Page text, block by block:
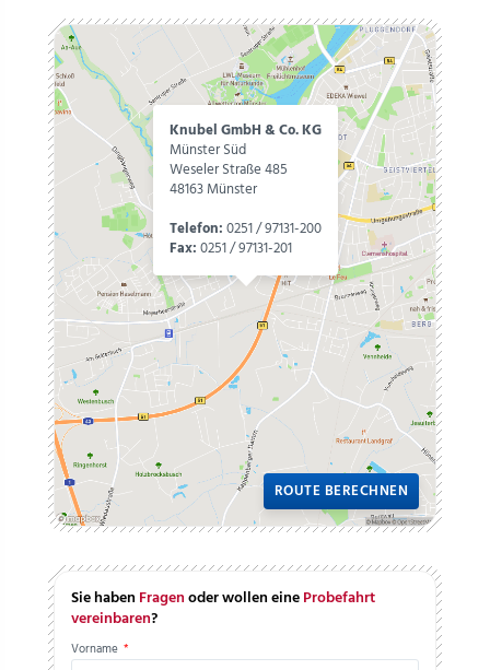
Knubel GmbH & Co. KG
Münster Süd
Weseler Straße 485
48163 Münster
Telefon:0251 / 97131-200
Fax:0251 / 97131-201
ROUTE BERECHNEN
Sie haben Fragenoder wollen eineProbefahrt
vereinbaren?
Vorname *